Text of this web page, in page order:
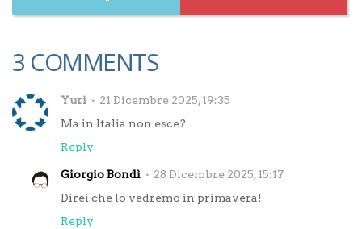
3 COMMENTS
Yuri
21 Dicembre 2025, 19:35
Ma in Italia non esce?
Reply
Giorgio Bondì
28 Dicembre 2025, 15:17
Direi che lo vedremo in primavera!
Reply